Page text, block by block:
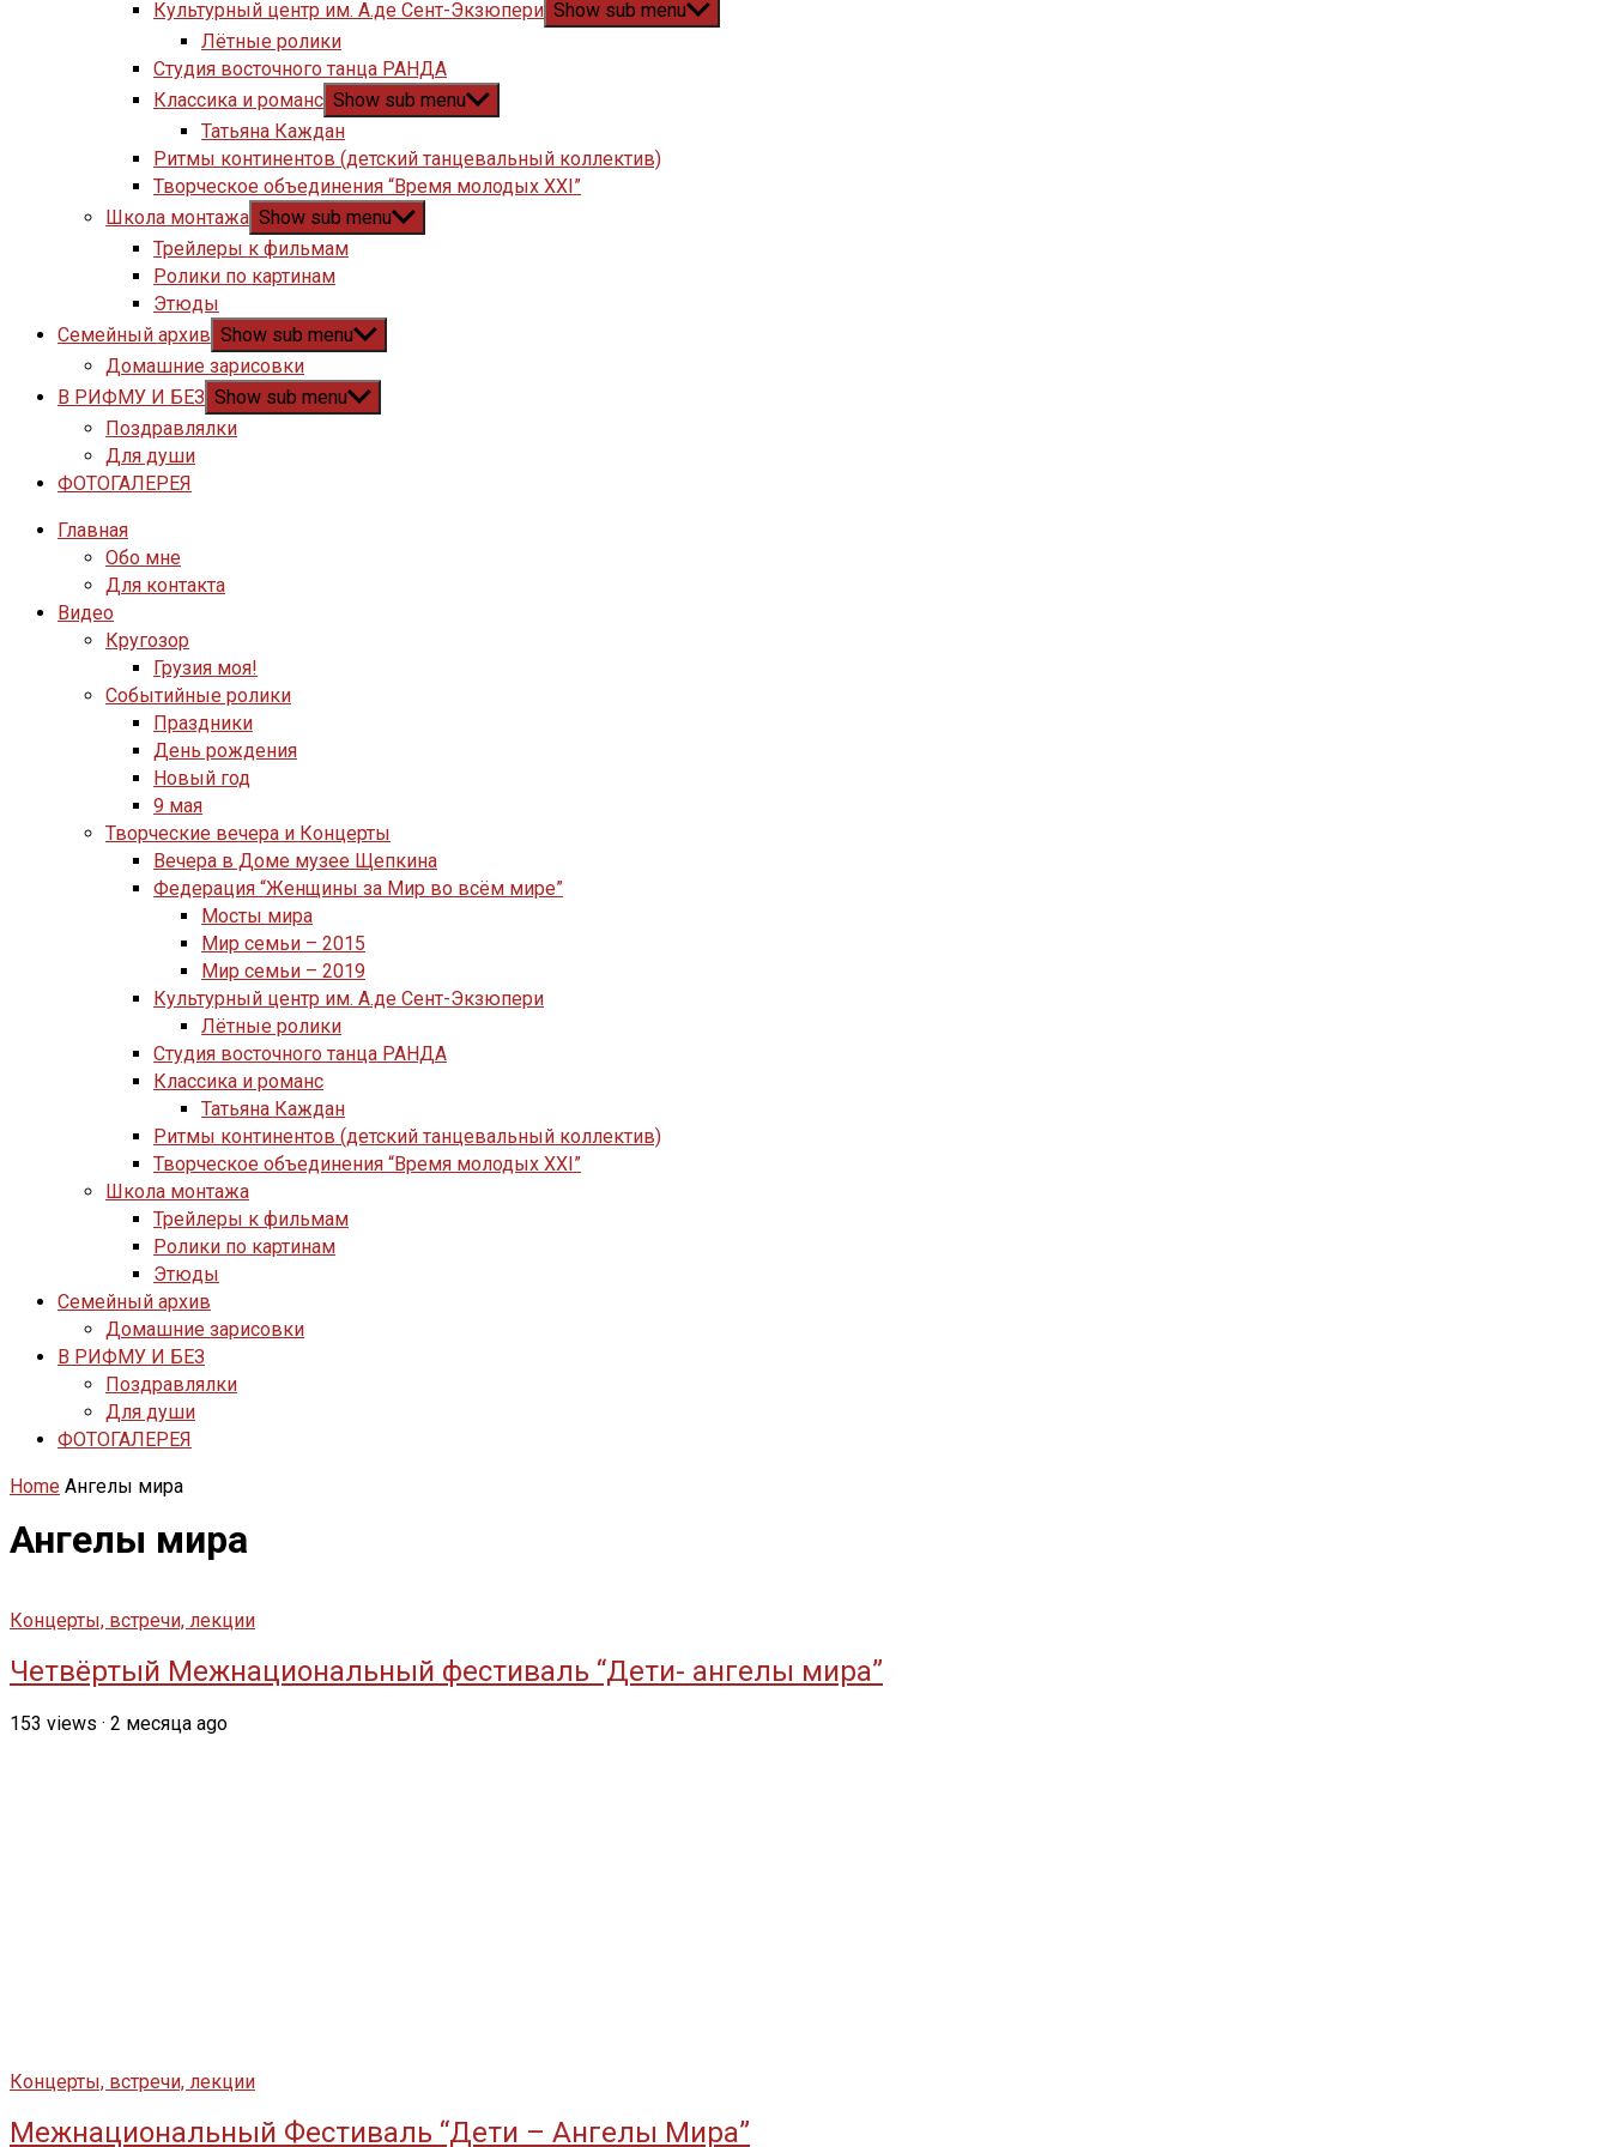
Культурный центр им. А.де Сент-Экзюпери Show sub menu
Лётные ролики
Студия восточного танца РАНДА
Классика и романс Show sub menu
Татьяна Каждан
Ритмы континентов (детский танцевальный коллектив)
Творческое объединения “Время молодых XXI”
Школа монтажа Show sub menu
Трейлеры к фильмам
Ролики по картинам
Этюды
Семейный архив Show sub menu
Домашние зарисовки
В РИФМУ И БЕЗ Show sub menu
Поздравлялки
Для души
ФОТОГАЛЕРЕЯ
Главная
Обо мне
Для контакта
Видео
Кругозор
Грузия моя!
Событийные ролики
Праздники
День рождения
Новый год
9 мая
Творческие вечера и Концерты
Вечера в Доме музее Щепкина
Федерация “Женщины за Мир во всём мире”
Мосты мира
Мир семьи – 2015
Мир семьи – 2019
Культурный центр им. А.де Сент-Экзюпери
Лётные ролики
Студия восточного танца РАНДА
Классика и романс
Татьяна Каждан
Ритмы континентов (детский танцевальный коллектив)
Творческое объединения “Время молодых XXI”
Школа монтажа
Трейлеры к фильмам
Ролики по картинам
Этюды
Семейный архив
Домашние зарисовки
В РИФМУ И БЕЗ
Поздравлялки
Для души
ФОТОГАЛЕРЕЯ
Home Ангелы мира
Ангелы мира
Концерты, встречи, лекции
Четвёртый Межнациональный фестиваль “Дети- ангелы мира”
153 views · 2 месяца ago
Концерты, встречи, лекции
Межнациональный Фестиваль “Дети – Ангелы Мира”